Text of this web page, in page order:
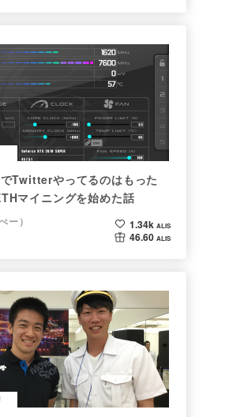
Twitterやってるのはもった
マイニングを始めた話
ー）
1.34k ALIS
46.60 ALIS